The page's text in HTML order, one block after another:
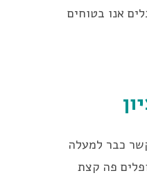
אנו בטוחים
כבר למעלה
פה קצת